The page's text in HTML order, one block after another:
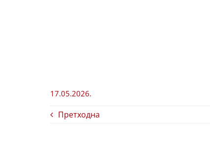
17.05.2026.
Претходна